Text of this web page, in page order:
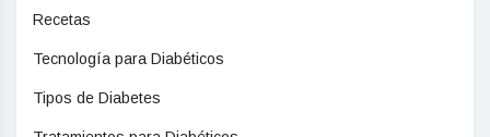
Recetas
Tecnología para Diabéticos
Tipos de Diabetes